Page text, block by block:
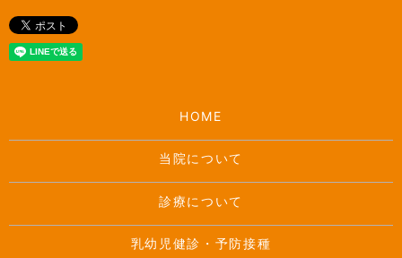
HOME
当院について
診療について
乳幼児健診・予防接種